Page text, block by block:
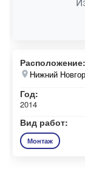
Расположение:
Нижний
Год:
2014
Вид работ:
Монтаж